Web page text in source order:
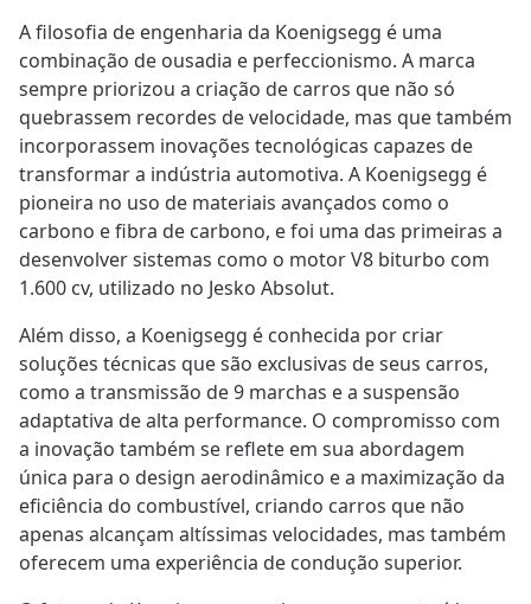
A filosofia de engenharia da Koenigsegg é uma
combinação de ousadia e perfeccionismo. A marca
sempre priorizou a criação de carros que não só
quebrassem recordes de velocidade, mas que também
incorporassem inovações tecnológicas capazes de
transformar a indústria automotiva. A Koenigsegg é
pioneira no uso de materiais avançados como o
carbono e fibra de carbono, e foi uma das primeiras a
desenvolver sistemas como o motor V8 biturbo com
1.600 cv, utilizado no Jesko Absolut.
Além disso, a Koenigsegg é conhecida por criar
soluções técnicas que são exclusivas de seus carros,
como a transmissão de 9 marchas e a suspensão
adaptativa de alta performance. O compromisso com
a inovação também se reflete em sua abordagem
única para o design aerodinâmico e a maximização da
eficiência do combustível, criando carros que não
apenas alcançam altíssimas velocidades, mas também
oferecem uma experiência de condução superior.